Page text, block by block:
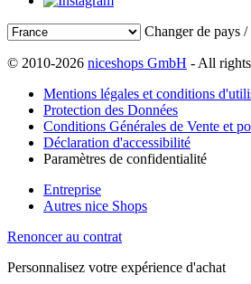
Changer de pays /
© 2010-2026 niceshops GmbH - All
Mentions légales et conditions
Protection des Données
Conditions Générales de Vente et
Déclaration d'accessibilité
Paramètres de confidentialité
Entreprise
Autres nice Shops
Renoncer au contrat
Personnalisez votre expérience d'achat